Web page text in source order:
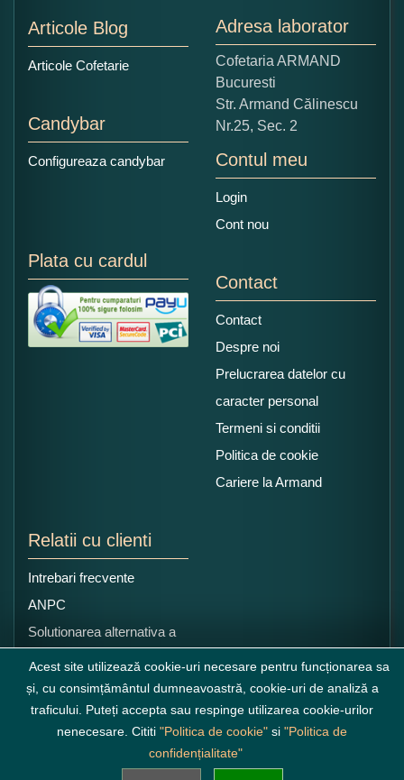
Copiati alaturi numarul din imagine:
Articole Blog
Articole Cofetarie
Candybar
Configureaza candybar
Adresa laborator
Cofetaria ARMAND
Bucuresti
Str. Armand Călinescu
Nr.25, Sec. 2
Contul meu
Login
Cont nou
Plata cu cardul
Contact
Contact
Despre noi
Prelucrarea datelor cu
caracter personal
Termeni si conditii
Politica de cookie
Cariere la Armand
Relatii cu clienti
Intrebari frecvente
ANPC
Solutionarea alternativa a
litigiilor
Acest site utilizează cookie-uri necesare pentru funcționarea sa
și, cu consimțământul dumneavoastră, cookie-uri de analiză a
traficului. Puteți accepta sau respinge utilizarea cookie-urilor
nenecesare. Cititi "Politica de cookie" si "Politica de
confidențialitate"